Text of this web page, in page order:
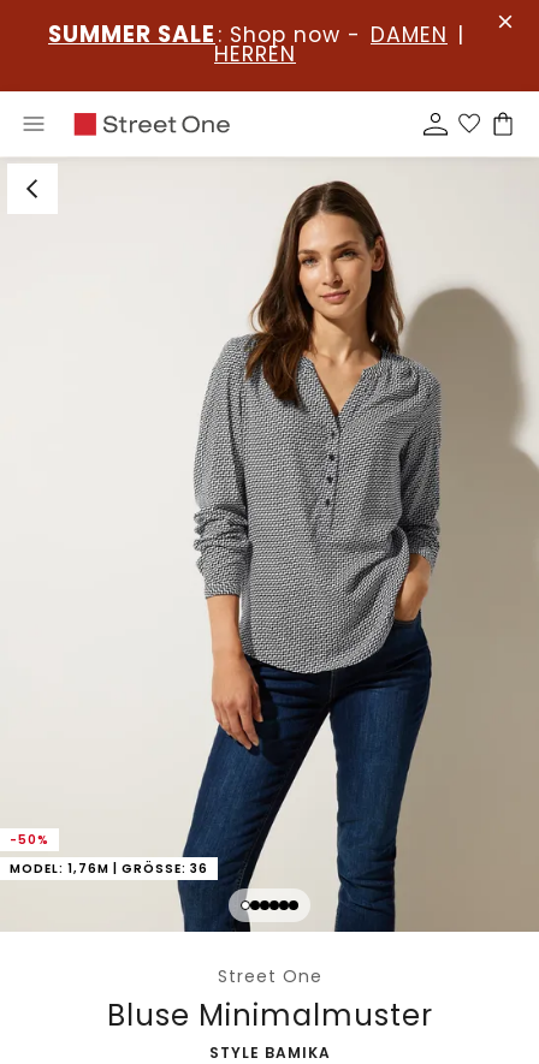
SUMMER SALE : Shop now - DAMEN |
HERREN
-50%
MODEL: 1,76M | GRÖSSE: 36
Street One
Bluse Minimalmuster
-
STYLE BAMIKA